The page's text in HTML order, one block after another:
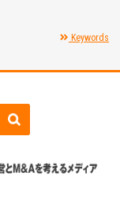
Keywords